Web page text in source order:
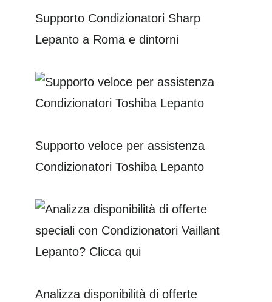
Supporto Condizionatori Sharp
Lepanto a Roma e dintorni
Supporto veloce per assistenza
Condizionatori Toshiba Lepanto
Analizza disponibilità di offerte